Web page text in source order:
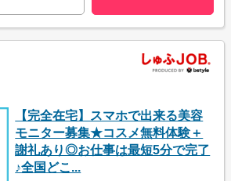
【完全在宅】スマホで出来る美容
モニター募集★コスメ無料体験＋
謝礼あり◎お仕事は最短5分で完了
♪全国どこ...